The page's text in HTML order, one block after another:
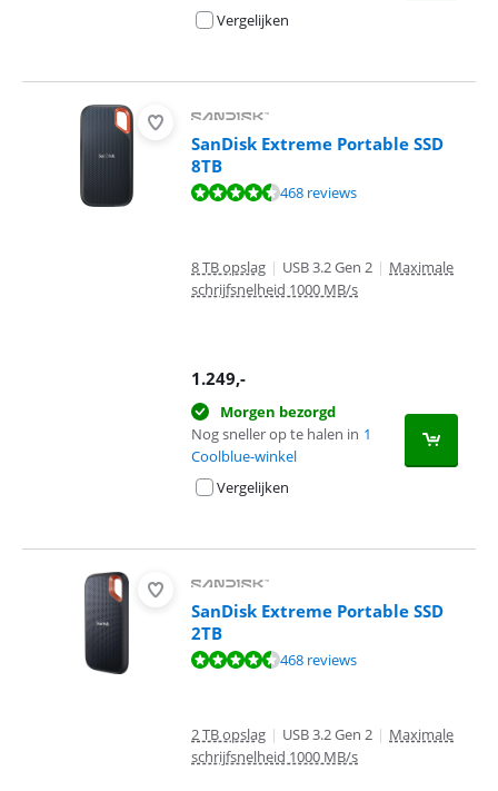
Vergelijken
SanDisk Extreme Portable SSD
8TB
Beoordeling is 9,2 van de 10, gebaseerd op 468 reviews.
468 reviews
8 TB opslag | USB 3.2 Gen 2 | Maximale
schrijfsnelheid 1000 MB/s
1.249,-
Morgen bezorgd
Nog sneller op te halen in 1
Coolblue-winkel
Vergelijken
SanDisk Extreme Portable SSD
2TB
Beoordeling is 9,2 van de 10, gebaseerd op 468 reviews.
468 reviews
2 TB opslag | USB 3.2 Gen 2 | Maximale
schrijfsnelheid 1000 MB/s